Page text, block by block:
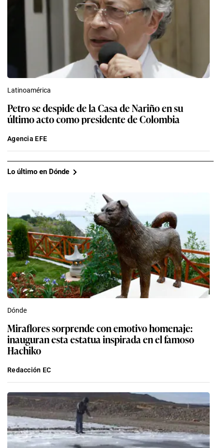
Latinoamérica
Petro se despide de la Casa de Nariño en su
último acto como presidente de Colombia
Agencia EFE
Lo último en Dónde
Dónde
Miraflores sorprende con emotivo homenaje:
inauguran esta estatua inspirada en el famoso
Hachiko
Redacción EC